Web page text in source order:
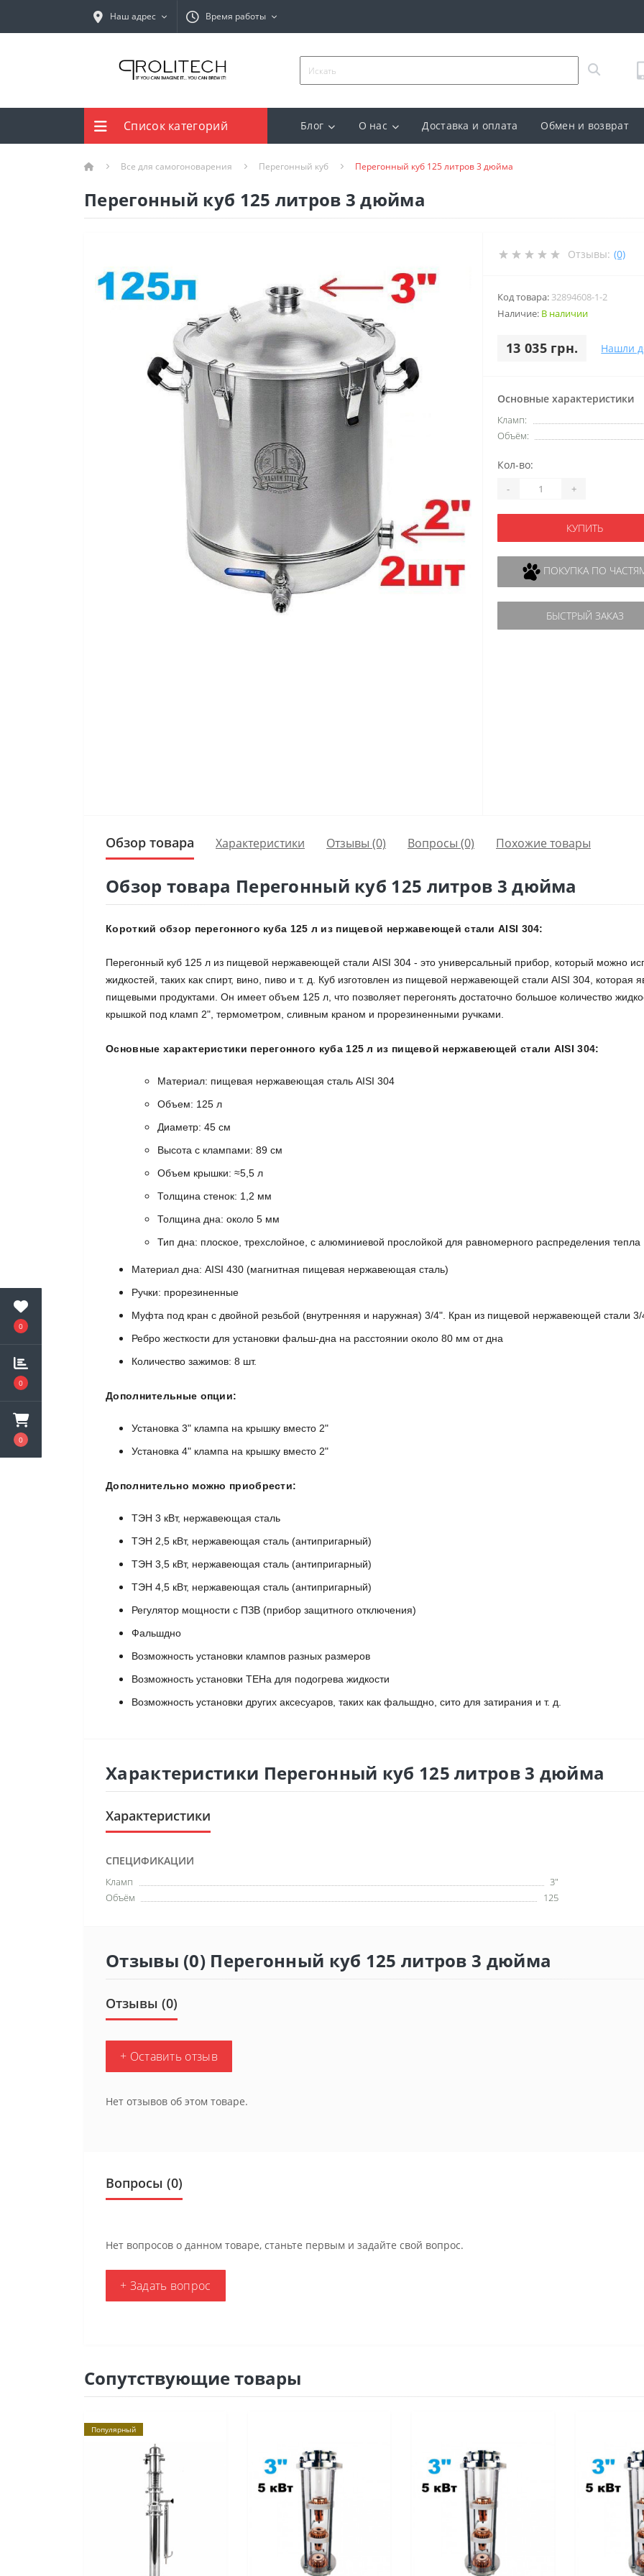
0
0
0
Наш адрес Время работы
Список категорий Блог О нас Доставка и оплата Обмен и возврат
Все для самогоноварения Перегонный куб Перегонный куб 125 литров 3 дюйма
Перегонный куб 125 литров 3 дюйма
Отзывы: (0)
Код товара: 32894608-1-2
Наличие: В наличии
13 035 грн. Нашли
Основные характеристики
Кламп:
Объём:
Кол-во:
- +
КУПИТЬ
ПОКУПКА ПО
БЫСТРЫЙ ЗАКАЗ
Обзор товара Характеристики Отзывы (0) Вопросы (0) Похожие товары
Обзор товара Перегонный куб 125 литров 3 дюйма
Короткий обзор перегонного куба 125 л из пищевой нержавеющей стали AISI 304:
Перегонный куб 125 л из пищевой нержавеющей стали AISI 304 - это универсальный прибор, который можно
жидкостей, таких как спирт, вино, пиво и т. д. Куб изготовлен из пищевой нержавеющей стали AISI 304, которая
пищевыми продуктами. Он имеет объем 125 л, что позволяет перегонять достаточно большое количество
крышкой под кламп 2", термометром, сливным краном и прорезиненными ручками.
Основные характеристики перегонного куба 125 л из пищевой нержавеющей стали AISI 304:
Материал: пищевая нержавеющая сталь AISI 304
Объем: 125 л
Диаметр: 45 см
Высота с клампами: 89 см
Объем крышки: ≈5,5 л
Толщина стенок: 1,2 мм
Толщина дна: около 5 мм
Тип дна: плоское, трехслойное, с алюминиевой прослойкой для равномерного распределения тепла
Материал дна: AISI 430 (магнитная пищевая нержавеющая сталь)
Ручки: прорезиненные
Муфта под кран с двойной резьбой (внутренняя и наружная) 3/4". Кран из пищевой нержавеющей стали 3/
Ребро жесткости для установки фальш-дна на расстоянии около 80 мм от дна
Количество зажимов: 8 шт.
Дополнительные опции:
Установка 3" клампа на крышку вместо 2"
Установка 4" клампа на крышку вместо 2"
Дополнительно можно приобрести:
ТЭН 3 кВт, нержавеющая сталь
ТЭН 2,5 кВт, нержавеющая сталь (антипригарный)
ТЭН 3,5 кВт, нержавеющая сталь (антипригарный)
ТЭН 4,5 кВт, нержавеющая сталь (антипригарный)
Регулятор мощности с ПЗВ (прибор защитного отключения)
Фальшдно
Возможность установки клампов разных размеров
Возможность установки ТЕНа для подогрева жидкости
Возможность установки других аксесуаров, таких как фальшдно, сито для затирания и т. д.
Характеристики Перегонный куб 125 литров 3 дюйма
Характеристики
СПЕЦИФИКАЦИИ
Кламп
3"
Объём
125
Отзывы (0) Перегонный куб 125 литров 3 дюйма
Отзывы (0)
+ Оставить отзыв
Нет отзывов об этом товаре.
Вопросы (0)
Нет вопросов о данном товаре, станьте первым и задайте свой вопрос.
+ Задать вопрос
Сопутствующие товары
Популярный